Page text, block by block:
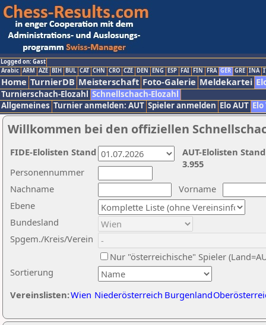
Logged on: Gast
Arabic ARM AZE BIH BUL CAT CHN CRO CZE DEN ENG ESP FAI FIN FRA GER GRE INA
Home TurnierDB Meisterschaft Foto-Galerie Meldekartei
Turnierschach-Elozahl Schnellschach-Elozahl
Allgemeines Turnier anmelden: AUT Spieler anmelden Elo AUT
Willkommen bei den offiziellen
Nachname
Vorname
Ebene
Sortierung
Personennummer
Bundesland
Spgem./Kreis/Verein
Nur "österreichische" Spieler
Vereinslisten:Wien Niederösterreich Burgenland
AUT-Elolisten
3.955
FIDE-Elolisten Stand